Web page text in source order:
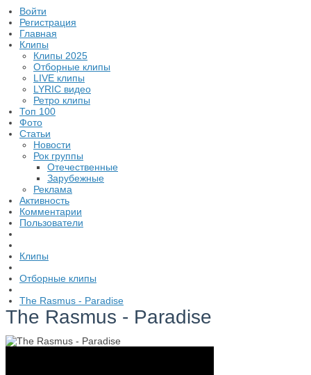
Войти
Регистрация
Главная
Клипы
Клипы 2025
Отборные клипы
LIVE клипы
LYRIC видео
Ретро клипы
Топ 100
Фото
Статьи
Новости
Рок группы
Отечественные
Зарубежные
Реклама
Активность
Комментарии
Пользователи
Клипы
Отборные клипы
The Rasmus - Paradise
The Rasmus - Paradise